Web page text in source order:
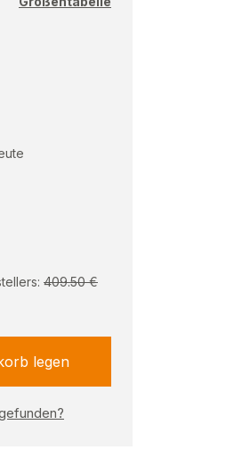
409.50 €
legen